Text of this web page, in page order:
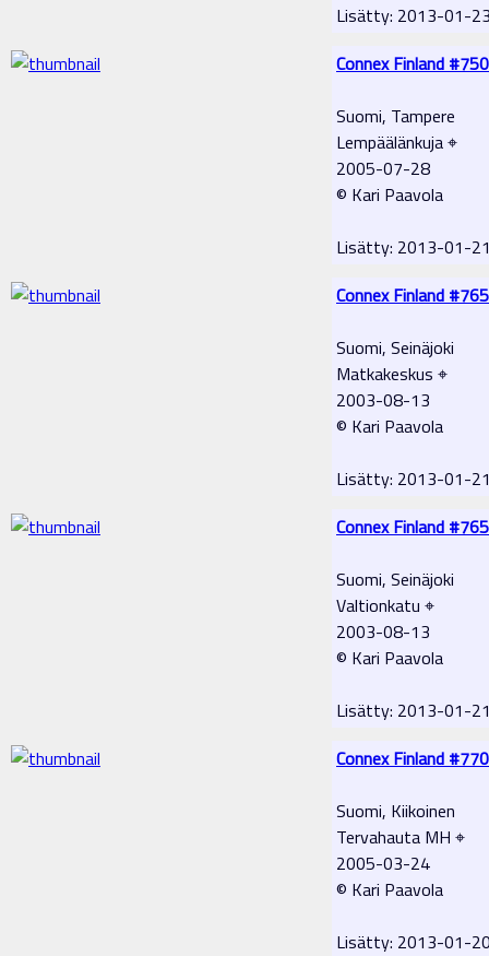
Lisätty: 2013-01-
Connex Finland #750
Suomi, Tampere
Lempäälänkuja ⌖
2005-07-28
© Kari Paavola
Lisätty: 2013-01-
Connex Finland #765
Suomi, Seinäjoki
Matkakeskus ⌖
2003-08-13
© Kari Paavola
Lisätty: 2013-01-
Connex Finland #765
Suomi, Seinäjoki
Valtionkatu ⌖
2003-08-13
© Kari Paavola
Lisätty: 2013-01-
Connex Finland #770
Suomi, Kiikoinen
Tervahauta MH ⌖
2005-03-24
© Kari Paavola
Lisätty: 2013-01-